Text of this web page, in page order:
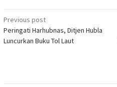
Post
navigation
Previous post
Peringati Harhubnas, Ditjen Hubla
Luncurkan Buku Tol Laut